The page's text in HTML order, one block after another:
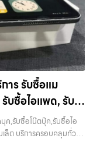
อทีแล้วอยากได้เงินด่วน?
บการณ์เหนือระดับกับ
ดีต้อนรับสู่ “รับซื้อขายมือ
ร รับซื้อ มือถือ iPhone,
ร้อมจ่ายเงินทันที
นะ, บางแค, วัชรพล,
ในยุคที่สมาร์ทโฟน
กช่วงเวลา อุปกรณ์ที่คุณ
ไซต์ของเราจึงเกิดขึ้นเพื่อ
ล้วให้กลายเป็นเงินสดได้
ซื้อมือถือ, รับซื้อโทรศัพท์,
งเทพมหานคร อย่างครบ
าร รับซื้อแม
บซื้อไอแพด, รับ
ารครอบคลุมทั่ว
ค,รับซื้อโน๊ตบุ๊ค,รับซื้อไอ
ล็ต บริการครอบคลุมทั่ว